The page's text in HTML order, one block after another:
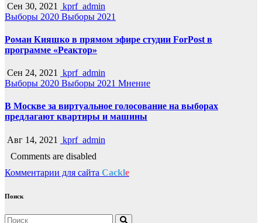
Сен 30, 2021
kprf_admin
Выборы 2020 Выборы 2021
Роман Кияшко в прямом эфире студии ForPost в
программе «Реактор»
Сен 24, 2021
kprf_admin
Выборы 2020 Выборы 2021 Мнение
В Москве за виртуальное голосование на выборах
предлагают квартиры и машины
Авг 14, 2021
kprf_admin
Comments are disabled
Комментарии для сайта Cackle
Поиск